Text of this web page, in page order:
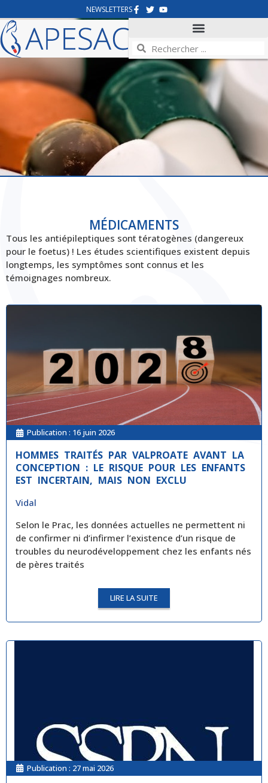
NEWSLETTERS
MÉDICAMENTS
Tous les antiépileptiques sont tératogènes (dangereux
pour le foetus) ! Les études scientifiques existent depuis
longtemps, les symptômes sont connus et les
témoignages nombreux.
Publication : 16 juin 2026
HOMMES TRAITÉS PAR VALPROATE AVANT LA
CONCEPTION : LE RISQUE POUR LES ENFANTS
EST INCERTAIN, MAIS NON EXCLU
Vidal
Selon le Prac, les données actuelles ne permettent ni
de confirmer ni d’infirmer l’existence d’un risque de
troubles du neurodéveloppement chez les enfants nés
de pères traités
LIRE LA SUITE
Publication : 27 mai 2026